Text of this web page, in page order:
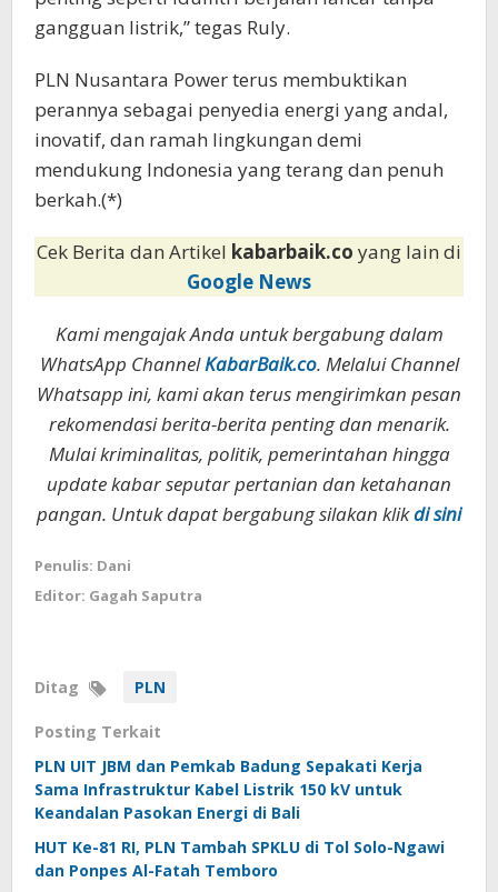
gangguan listrik,” tegas Ruly.
PLN Nusantara Power terus membuktikan
perannya sebagai penyedia energi yang andal,
inovatif, dan ramah lingkungan demi
mendukung Indonesia yang terang dan penuh
berkah.(*)
Cek Berita dan Artikel kabarbaik.co yang lain di
Google News
Kami mengajak Anda untuk bergabung dalam
WhatsApp ChannelKabarBaik.co. Melalui Channel
Whatsapp ini, kami akan terus mengirimkan pesan
rekomendasi berita-berita penting dan menarik.
Mulai kriminalitas, politik, pemerintahan hingga
update kabar seputar pertanian dan ketahanan
pangan. Untuk dapat bergabung silakan klikdi sini
Penulis: Dani
Editor: Gagah Saputra
Ditag PLN
Posting Terkait
PLN UIT JBM dan Pemkab Badung Sepakati Kerja
Sama Infrastruktur Kabel Listrik 150 kV untuk
Keandalan Pasokan Energi di Bali
HUT Ke-81 RI, PLN Tambah SPKLU di Tol Solo-Ngawi
dan Ponpes Al-Fatah Temboro